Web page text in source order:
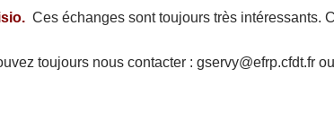
Ces échanges sont toujours très intéressants.
toujours nous contacter : gservy@efrp.cfdt.fr ou